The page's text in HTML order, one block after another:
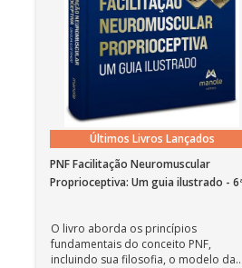
Últimos Livros Lançados
PNF Facilitação Neuromuscular
Proprioceptiva: Um guia ilustrado -
O livro aborda os princípios
fundamentais do conceito PNF,
incluindo sua filosofia, o modelo da